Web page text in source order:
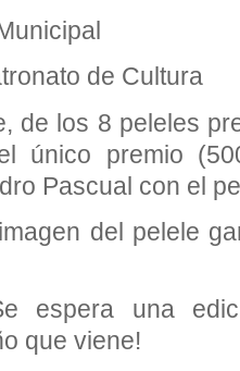
de Cultura
de los 8 peleles
único premio
Pascual con el
del pelele
espera una
que viene!